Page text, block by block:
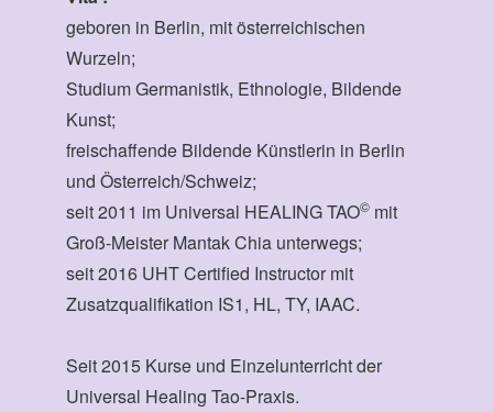
geboren in Berlin, mit österreichischen
Wurzeln;
Studium Germanistik, Ethnologie, Bildende
Kunst;
freischaffende Bildende Künstlerin in Berlin
und Österreich/Schweiz;
seit 2011 im Universal HEALING TAO© mit
Groß-Meister Mantak Chia unterwegs;
seit 2016 UHT Certified Instructor mit
Zusatzqualifikation IS1, HL, TY, IAAC.
Seit 2015 Kurse und Einzelunterricht der
Universal Healing Tao-Praxis.